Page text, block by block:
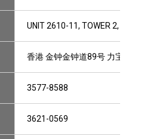
UNIT 2610-11, TOWER 2,
香港 金钟金钟道89号 力宝中
3577-8588
3621-0569